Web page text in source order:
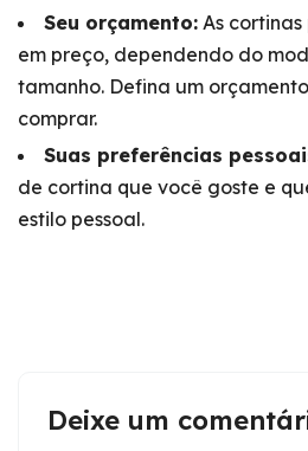
Seu orçamento: As
em preço, dependendo do
tamanho. Defina um
comprar.
Suas preferências
de cortina que você goste e
estilo pessoal.
Deixe um